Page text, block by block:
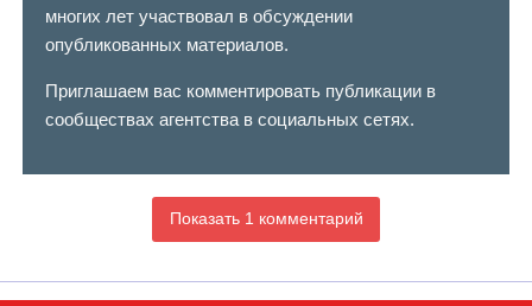
многих лет участвовал в обсуждении
опубликованных материалов.
Приглашаем вас комментировать публикации в
сообществах агентства в социальных сетях.
Показать 1 комментарий